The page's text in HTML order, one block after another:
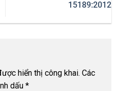
15189:2012
hiển thị công khai. Các
dấu *